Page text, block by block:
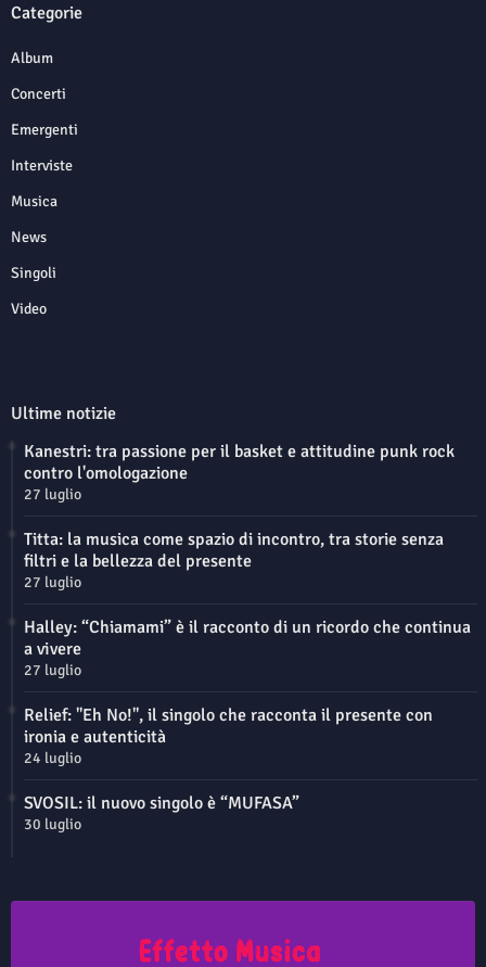
Categorie
Album
Concerti
Emergenti
Interviste
Musica
News
Singoli
Video
Ultime notizie
Kanestri: tra passione per il basket e attitudine punk rock
contro l'omologazione
27 luglio
Titta: la musica come spazio di incontro, tra storie senza
filtri e la bellezza del presente
27 luglio
Halley: “Chiamami” è il racconto di un ricordo che continua
a vivere
27 luglio
Relief: "Eh No!", il singolo che racconta il presente con
ironia e autenticità
24 luglio
SVOSIL: il nuovo singolo è “MUFASA”
30 luglio